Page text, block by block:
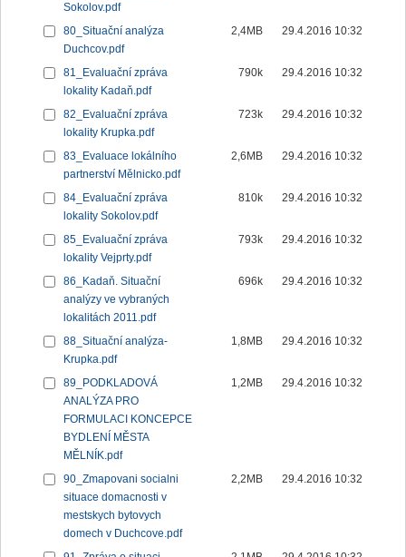
Sokolov.pdf
80_Situační analýza
Duchcov.pdf
2,4MB 29.4.2016 10:32
81_Evaluační zpráva
lokality Kadaň.pdf
790k 29.4.2016 10:32
82_Evaluační zpráva
lokality Krupka.pdf
723k 29.4.2016 10:32
83_Evaluace lokálního
partnerství Mělnicko.pdf
2,6MB 29.4.2016 10:32
84_Evaluační zpráva
lokality Sokolov.pdf
810k 29.4.2016 10:32
85_Evaluační zpráva
lokality Vejprty.pdf
793k 29.4.2016 10:32
86_Kadaň. Situační
analýzy ve vybraných
lokalitách 2011.pdf
696k 29.4.2016 10:32
88_Situační analýza-
Krupka.pdf
1,8MB 29.4.2016 10:32
89_PODKLADOVÁ
ANALÝZA PRO
FORMULACI KONCEPCE
BYDLENÍ MĚSTA
MĚLNÍK.pdf
1,2MB 29.4.2016 10:32
90_Zmapovani socialni
situace domacnosti v
mestskych bytovych
domech v Duchcove.pdf
2,2MB 29.4.2016 10:32